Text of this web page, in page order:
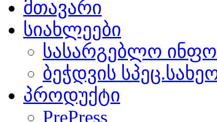
მთავარი
სიახლეები
სასარგებლო ინფო
ბეჭდვის
პროდუქტი
PrePress